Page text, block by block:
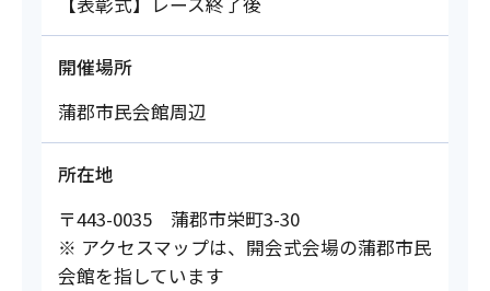
開催場所
蒲郡市民会館周辺
所在地
〒443-0035 蒲郡市栄町3-30
※ アクセスマップは、開会式会場の蒲郡市民
会館を指しています